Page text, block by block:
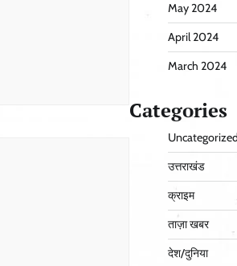
May 2024
April 2024
March 2024
Categories
Uncategorized
उत्तराखंड
क्राइम
ताज़ा खबर
देश/दुनिया